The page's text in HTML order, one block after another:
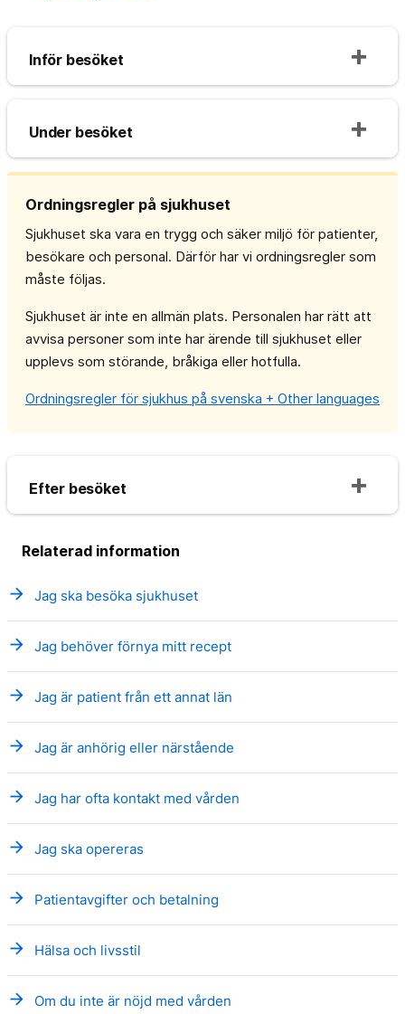
Inför besöket
Under besöket
Ordningsregler på sjukhuset
Sjukhuset ska vara en trygg och säker miljö för patienter,
besökare och personal. Därför har vi ordningsregler som
måste följas.
Sjukhuset är inte en allmän plats. Personalen har rätt att
avvisa personer som inte har ärende till sjukhuset eller
upplevs som störande, bråkiga eller hotfulla.
Ordningsregler för sjukhus på svenska + Other languages
Efter besöket
Relaterad information
arrow_forward Jag ska besöka sjukhuset
arrow_forward Jag behöver förnya mitt recept
arrow_forward Jag är patient från ett annat län
arrow_forward Jag är anhörig eller närstående
arrow_forward Jag har ofta kontakt med vården
arrow_forward Jag ska opereras
arrow_forward Patientavgifter och betalning
arrow_forward Hälsa och livsstil
arrow_forward Om du inte är nöjd med vården